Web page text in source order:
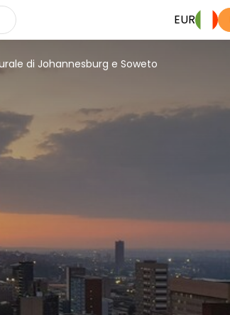
EUR
di Johannesburg e Soweto